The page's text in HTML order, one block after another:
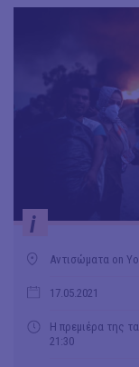
i
Αντισώματα on
17.05.2021
Η πρεμιέρα της
21:30